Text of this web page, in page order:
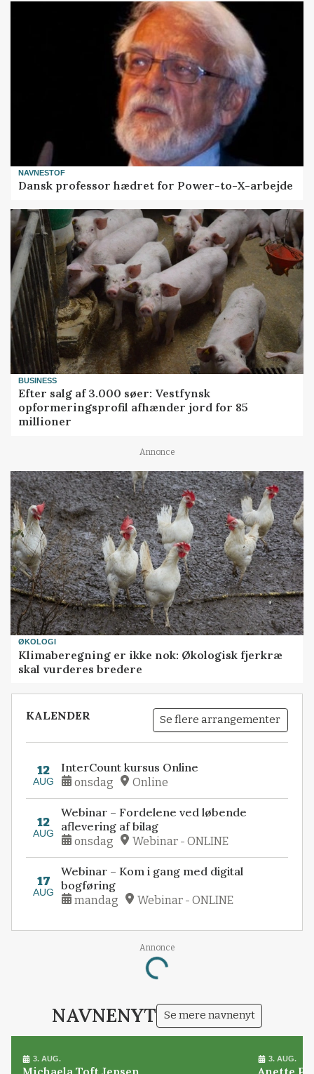
NAVNESTOF
Dansk professor hædret for Power-to-X-arbejde
BUSINESS
Efter salg af 3.000 søer: Vestfynsk
opformeringsprofil afhænder jord for 85
millioner
Annonce
ØKOLOGI
Klimaberegning er ikke nok: Økologisk fjerkræ
skal vurderes bredere
KALENDER Se flere arrangementer
12
AUG
InterCount kursus Online
onsdag Online
12
AUG
Webinar – Fordelene ved løbende
aflevering af bilag
onsdag Webinar - ONLINE
17
AUG
Webinar – Kom i gang med digital
bogføring
mandag Webinar - ONLINE
Annonce
Loading...
NAVNENYT Se mere navnenyt
3. AUG. 3. AUG.